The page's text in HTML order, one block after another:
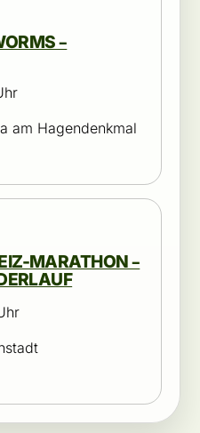
–
am Hagendenkmal
MARATHON –